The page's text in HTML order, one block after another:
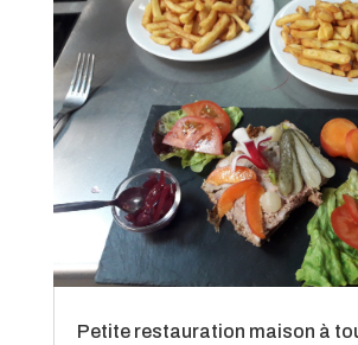
Petite restauration maison à